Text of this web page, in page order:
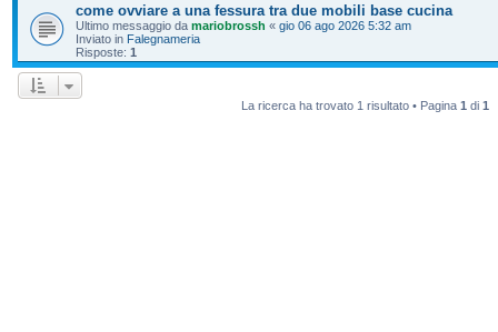
come ovviare a una fessura tra due mobili base cucina
Ultimo messaggio da mariobrossh « gio 06 ago 2026 5:32 am
Inviato in Falegnameria
Risposte: 1
La ricerca ha trovato 1 risultato • Pagina 1 di 1